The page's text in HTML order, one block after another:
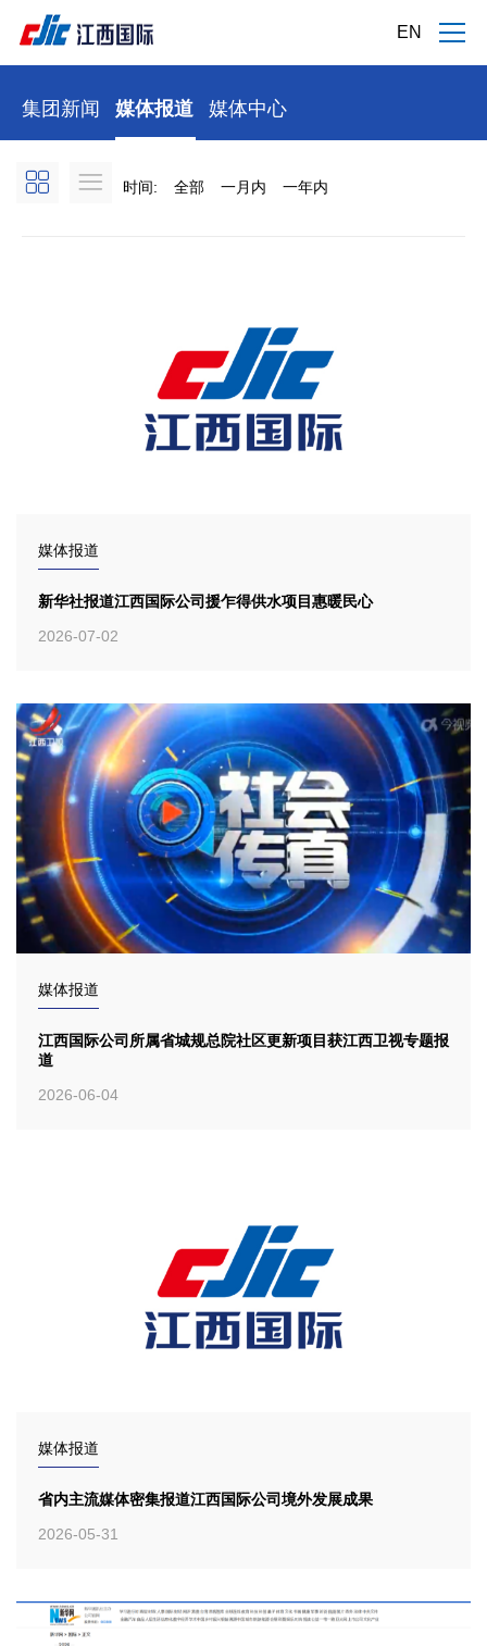
EN
集团新闻 媒体报道 媒体中心
时间: 全部 一月内 一年内
媒体报道
新华社报道江西国际公司援乍得供水项目惠暖民心
2026-07-02
媒体报道
江西国际公司所属省城规总院社区更新项目获江西卫视专题报
道
2026-06-04
媒体报道
省内主流媒体密集报道江西国际公司境外发展成果
2026-05-31